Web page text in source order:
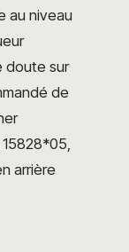
au niveau
doute sur
de
arrière